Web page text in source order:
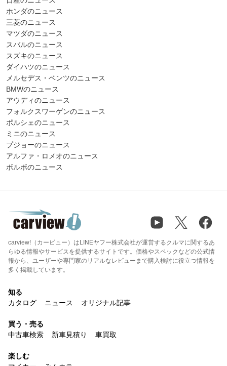
ホンダのニュース
三菱のニュース
マツダのニュース
スバルのニュース
スズキのニュース
ダイハツのニュース
メルセデス・ベンツのニュース
BMWのニュース
アウディのニュース
フォルクスワーゲンのニュース
ポルシェのニュース
ミニのニュース
プジョーのニュース
アルファ・ロメオのニュース
ボルボのニュース
carview!（カービュー）はLINEヤフー株式会社が運営するクルマに関するあ
らゆる情報やサービスを提供するサイトです。価格やスペックなどの公式情
報から、ユーザーや専門家のリアルなレビューまで購入検討に役立つ情報を
多く掲載しています。
知る
カタログ
ニュース オリジナル記事
買う・売る
中古車検索
新車見積り 車買取
楽しむ